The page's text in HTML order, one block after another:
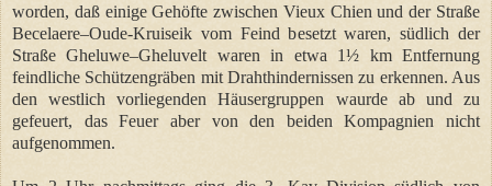
worden, daß einige Gehöfte zwischen Vieux Chien und der Straße
Becelaere–Oude-Kruiseik vom Feind besetzt waren, südlich der
Straße Gheluwe–Gheluvelt waren in etwa 1½ km Entfernung
feindliche Schützengräben mit Drahthindernissen zu erkennen. Aus
den westlich vorliegenden Häusergruppen waurde ab und zu
gefeuert, das Feuer aber von den beiden Kompagnien nicht
aufgenommen.